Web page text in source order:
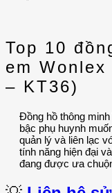
Top 10
em
– KT36)
Đồng hồ thông
bậc phụ huynh
quản lý và liên lạc
tính năng hiện đại
đang được ưa